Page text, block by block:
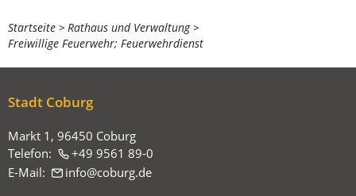
Sie
befinden
hier:
Startseite
Rathaus und Verwaltung
Freiwillige Feuerwehr; Feuerwehrdienst
Stadt Coburg
Markt 1, 96450 Coburg
Telefon:
+49 9561 89-0
E-Mail:
info coburg de